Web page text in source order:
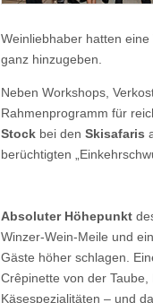
Weinliebhaber hatten
ganz hinzugeben.
Neben Workshops,
Rahmenprogramm für
Stockbei den Skisafaris
berüchtigten
Absoluter Höhepunkt
Winzer-Wein-Meile und
Gäste höher schlagen.
Crêpinette von der
Käsespezialitäten – und